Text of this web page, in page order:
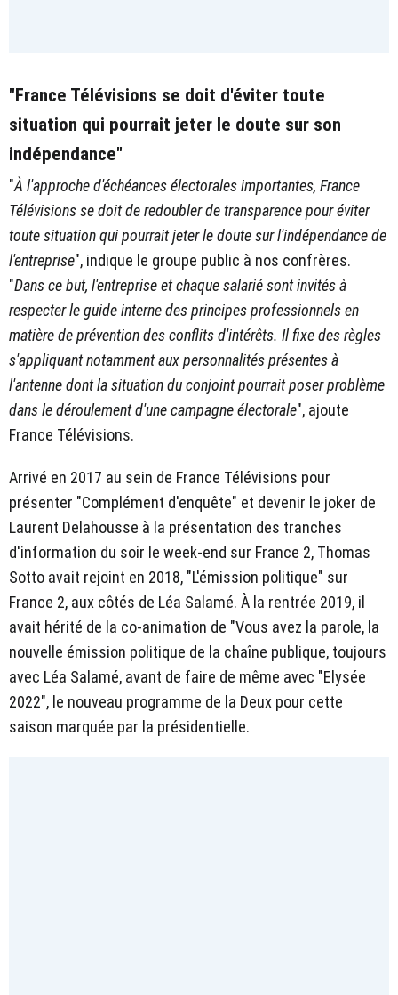
"France Télévisions se doit d'éviter toute
situation qui pourrait jeter le doute sur son
indépendance"
"À l'approche d'échéances électorales importantes, France
Télévisions se doit de redoubler de transparence pour éviter
toute situation qui pourrait jeter le doute sur l'indépendance de
l'entreprise", indique le groupe public à nos confrères.
"Dans ce but, l'entreprise et chaque salarié sont invités à
respecter le guide interne des principes professionnels en
matière de prévention des conflits d'intérêts. Il fixe des règles
s'appliquant notamment aux personnalités présentes à
l'antenne dont la situation du conjoint pourrait poser problème
dans le déroulement d'une campagne électorale", ajoute
France Télévisions.
Arrivé en 2017 au sein de France Télévisions pour
présenter "Complément d'enquête" et devenir le joker de
Laurent Delahousse à la présentation des tranches
d'information du soir le week-end sur France 2, Thomas
Sotto avait rejoint en 2018, "L'émission politique" sur
France 2, aux côtés de Léa Salamé. À la rentrée 2019, il
avait hérité de la co-animation de "Vous avez la parole, la
nouvelle émission politique de la chaîne publique, toujours
avec Léa Salamé, avant de faire de même avec "Elysée
2022", le nouveau programme de la Deux pour cette
saison marquée par la présidentielle.